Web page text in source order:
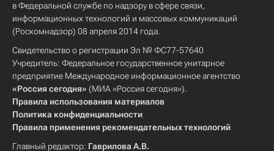
в Федеральной службе по надзору в сфере связи,
информационных технологий и массовых коммуникаций
(Роскомнадзор) 08 апреля 2014 года.
Свидетельство о регистрации Эл № ФС77-57640
Учредитель: Федеральное государственное унитарное
предприятие Международное информационное агентство
«Россия сегодня» (МИА «Россия сегодня»).
Правила использования материалов
Политика конфиденциальности
Правила применения рекомендательных технологий
Главный редактор: Гаврилова А.В.